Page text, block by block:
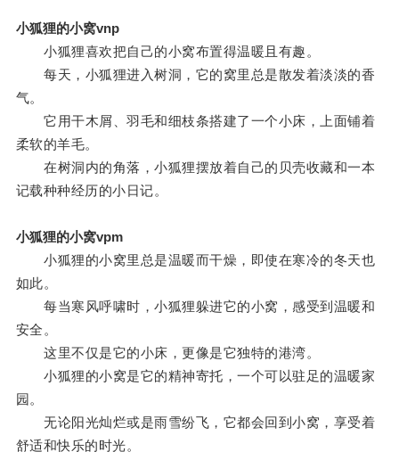
小狐狸的小窝vnp
小狐狸喜欢把自己的小窝布置得温暖且有趣。
每天，小狐狸进入树洞，它的窝里总是散发着淡淡的香
气。
它用干木屑、羽毛和细枝条搭建了一个小床，上面铺着
柔软的羊毛。
在树洞内的角落，小狐狸摆放着自己的贝壳收藏和一本
记载种种经历的小日记。
小狐狸的小窝vpm
小狐狸的小窝里总是温暖而干燥，即使在寒冷的冬天也
如此。
每当寒风呼啸时，小狐狸躲进它的小窝，感受到温暖和
安全。
这里不仅是它的小床，更像是它独特的港湾。
小狐狸的小窝是它的精神寄托，一个可以驻足的温暖家
园。
无论阳光灿烂或是雨雪纷飞，它都会回到小窝，享受着
舒适和快乐的时光。